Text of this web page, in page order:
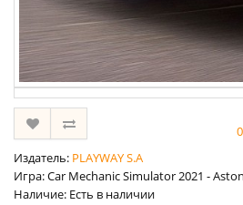
Издатель: PLAYWAY S.A
Игра: Car Mechanic Simulator 2021 -
Наличие: Есть в наличии